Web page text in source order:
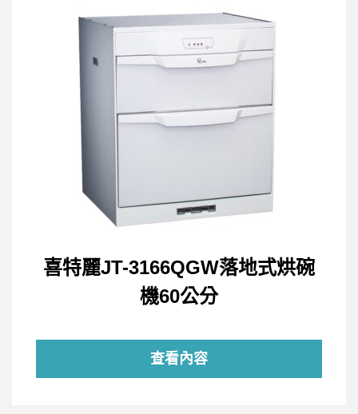
喜特麗JT-3166QGW落地式烘碗
機60公分
查看內容